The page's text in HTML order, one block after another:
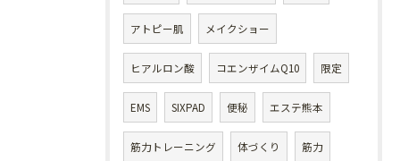
アトピー肌 メイクショー
ヒアルロン酸 コエンザイムQ10 限定
EMS SIXPAD 便秘 エステ熊本
筋力トレーニング 体づくり 筋力